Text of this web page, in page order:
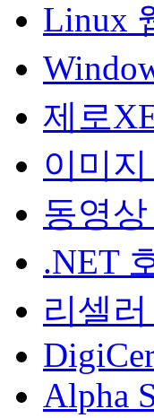
Linux
제로
이미
동영
.NET
리셀
Alpha